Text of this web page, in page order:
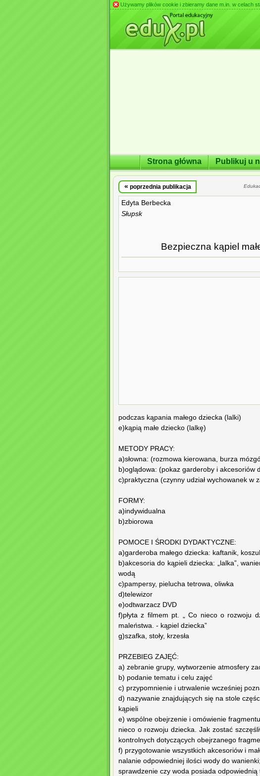
Używamy plików cookie i zbieramy dane m.in. w celach
Strona główna Publikuj u
« poprzednia publikacja
Edyta Berbecka
Słupsk
Bezpieczna kąpiel
podczas kąpania małego dziecka (lalki)
e)kąpią małe dziecko (lalkę)
METODY PRACY:
a)słowna: (rozmowa kierowana, burza
b)oglądowa: (pokaz garderoby i akcesoriów
c)praktyczna (czynny udział wychowanek w
FORMY:
a)indywidualna
b)zbiorowa
POMOCE I ŚRODKI DYDAKTYCZNE:
a)garderoba małego dziecka: kaftanik,
b)akcesoria do kąpieli dziecka: „lalka”,
wodą
c)pampersy, pielucha tetrowa, oliwka
d)telewizor
e)odtwarzacz DVD
f)płyta z filmem pt. „ Co nieco o rozwoju
maleństwa. - kąpiel dziecka”
g)szafka, stoły, krzesła
PRZEBIEG ZAJĘĆ:
a) zebranie grupy, wytworzenie atmosfery
b) podanie tematu i celu zajęć
c) przypomnienie i utrwalenie wcześniej
d) nazywanie znajdujących się na stole
kąpieli
e) wspólne obejrzenie i omówienie
nieco o rozwoju dziecka. Jak zostać
kontrolnych dotyczących obejrzanego
f) przygotowanie wszystkich akcesoriów i
nalanie odpowiedniej ilości wody do wanienki;
sprawdzenie czy woda posiada